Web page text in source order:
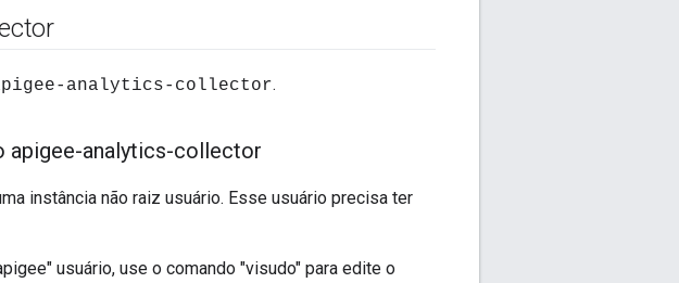
analytics-collector.
apigee-analytics-collector
instância não raiz usuário. Esse usuário precisa ter
usuário, use o comando "visudo" para edite o